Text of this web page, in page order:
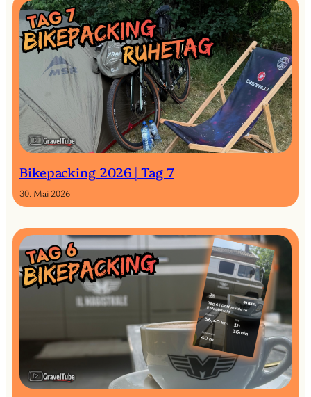
Bikepacking 2026 | Tag 7
30. Mai 2026